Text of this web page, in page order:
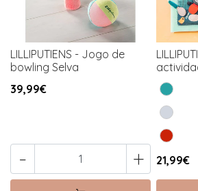
LILLIPUTIENS - Jogo de
bowling Selva
39,99€
- + 21,99€